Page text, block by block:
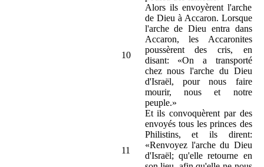
10
Alors ils envoyèrent l'arche
de Dieu à Accaron. Lorsque
l'arche de Dieu entra dans
Accaron, les Accaronites
poussèrent des cris, en
disant: «On a transporté
chez nous l'arche du Dieu
d'Israël, pour nous faire
mourir, nous et notre
peuple.»
11
Et ils convoquèrent par des
envoyés tous les princes des
Philistins, et ils dirent:
«Renvoyez l'arche du Dieu
d'Israël; qu'elle retourne en